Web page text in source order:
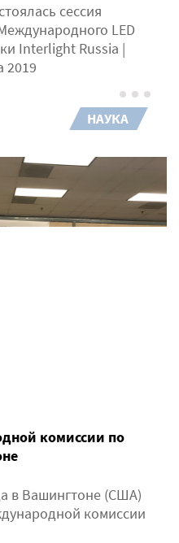
сессия
LED
Interlight Russia |
2019
НАУКА
комиссии по
в Вашингтоне (США)
комиссии